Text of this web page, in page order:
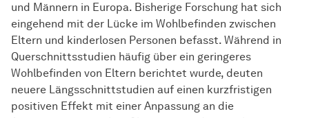
und Männern in Europa. Bisherige Forschung hat sich
eingehend mit der Lücke im Wohlbefinden zwischen
Eltern und kinderlosen Personen befasst. Während in
Querschnittsstudien häufig über ein geringeres
Wohlbefinden von Eltern berichtet wurde, deuten
neuere Längsschnittstudien auf einen kurzfristigen
positiven Effekt mit einer Anpassung an die